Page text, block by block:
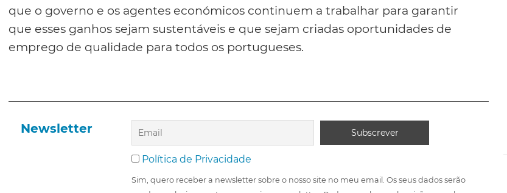
que o governo e os agentes económicos continuem a trabalhar para garantir
que esses ganhos sejam sustentáveis e que sejam criadas oportunidades de
emprego de qualidade para todos os portugueses.
Newsletter
Política de Privacidade
Sim, quero receber a newsletter sobre o nosso site no meu email. Os seus dados serão